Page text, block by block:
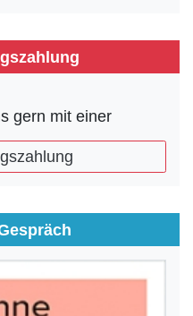
gern mit einer